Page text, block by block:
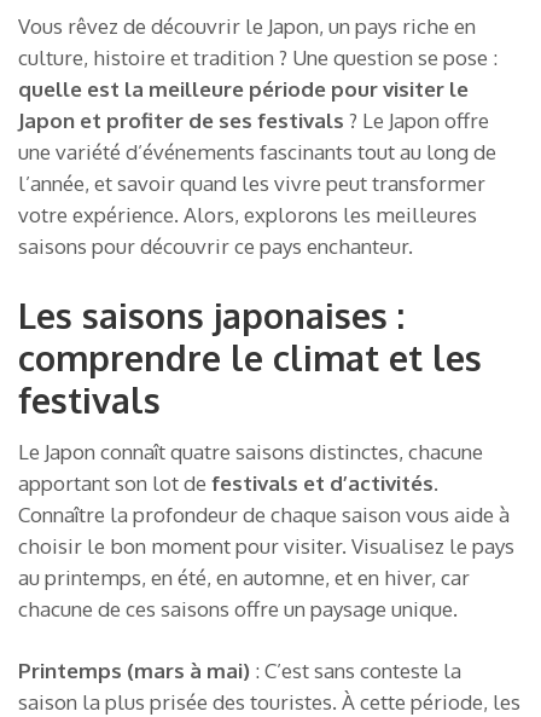
Vous rêvez de découvrir le Japon, un pays riche en
culture, histoire et tradition ? Une question se pose :
quelle est la meilleure période pour visiter le
Japon et profiter de ses festivals ? Le Japon offre
une variété d’événements fascinants tout au long de
l’année, et savoir quand les vivre peut transformer
votre expérience. Alors, explorons les meilleures
saisons pour découvrir ce pays enchanteur.
Les saisons japonaises :
comprendre le climat et les
festivals
Le Japon connaît quatre saisons distinctes, chacune
apportant son lot de festivals et d’activités.
Connaître la profondeur de chaque saison vous aide à
choisir le bon moment pour visiter. Visualisez le pays
au printemps, en été, en automne, et en hiver, car
chacune de ces saisons offre un paysage unique.
Printemps (mars à mai) : C’est sans conteste la
saison la plus prisée des touristes. À cette période, les